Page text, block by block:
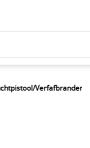
Verfafbrander